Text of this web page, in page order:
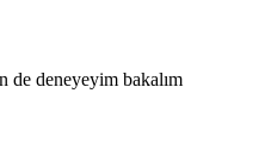
de deneyeyim bakalım